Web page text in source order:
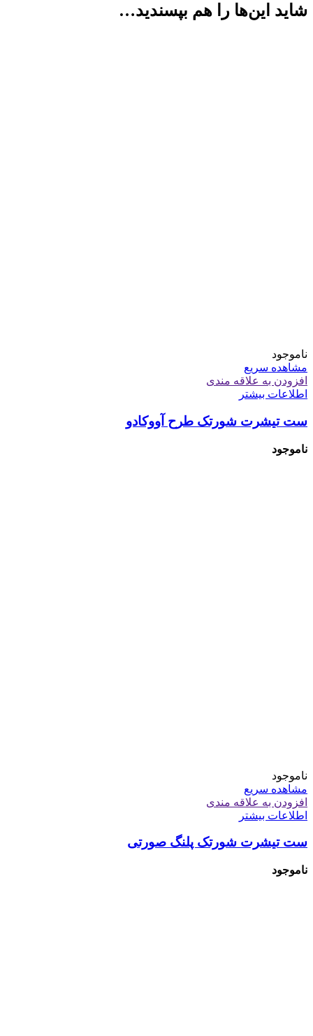
شاید این‌ها را هم بپسندید…
ناموجود
مشاهده سریع
افزودن به علاقه مندی
اطلاعات بیشتر
ست تیشرت شورتک طرح آووکادو
ناموجود
ناموجود
مشاهده سریع
افزودن به علاقه مندی
اطلاعات بیشتر
ست تیشرت شورتک پلنگ صورتی
ناموجود